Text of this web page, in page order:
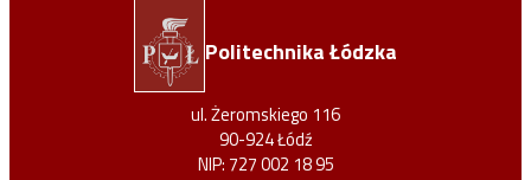
Politechnika Łódzka
ul. Żeromskiego 116
90-924 Łódź
NIP: 727 002 18 95